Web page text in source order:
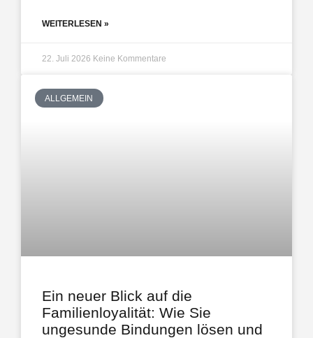
WEITERLESEN »
22. Juli 2026 Keine Kommentare
ALLGEMEIN
Ein neuer Blick auf die
Familienloyalität: Wie Sie
ungesunde Bindungen lösen und